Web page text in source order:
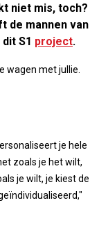
niet mis, toch?
de mannen van
S1 project.
wagen met jullie.
je hele
zoals je het wilt,
je wilt, je kiest de